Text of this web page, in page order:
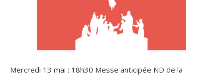
Mercredi 13 mai : 18h30 Messe anticipée ND de la